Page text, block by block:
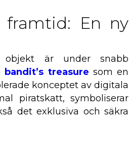
framtid: En ny
är under snabb
bandit’s treasure som en
konceptet av digitala
piratskatt, symboliserar
det exklusiva och säkra